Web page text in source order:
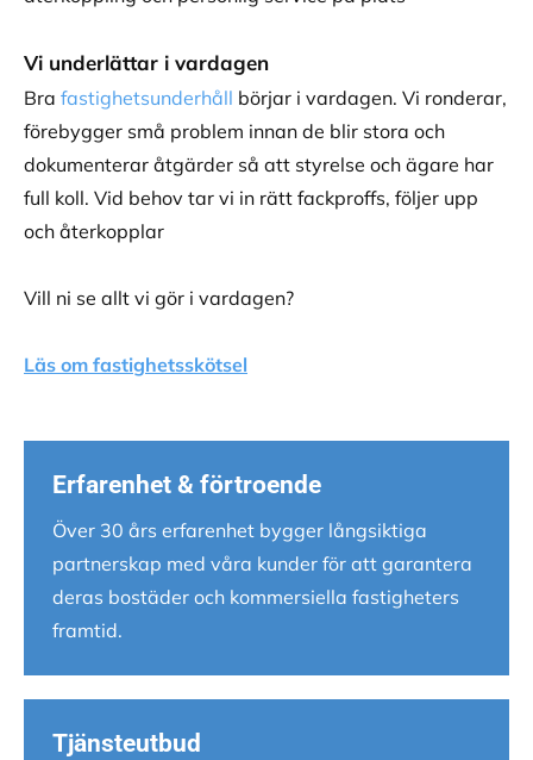
Vi underlättar i vardagen
Bra fastighetsunderhåll börjar i vardagen. Vi ronderar,
förebygger små problem innan de blir stora och
dokumenterar åtgärder så att styrelse och ägare har
full koll. Vid behov tar vi in rätt fackproffs, följer upp
och återkopplar
Vill ni se allt vi gör i vardagen?
Läs om fastighetsskötsel
Erfarenhet & förtroende
Över 30 års erfarenhet bygger långsiktiga
partnerskap med våra kunder för att garantera
deras bostäder och kommersiella fastigheters
framtid.
Tjänsteutbud